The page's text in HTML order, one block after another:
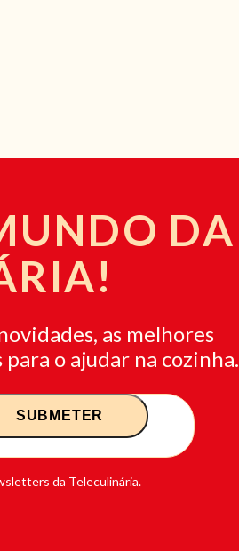
DA
as melhores
o ajudar na cozinha.
da Teleculinária.